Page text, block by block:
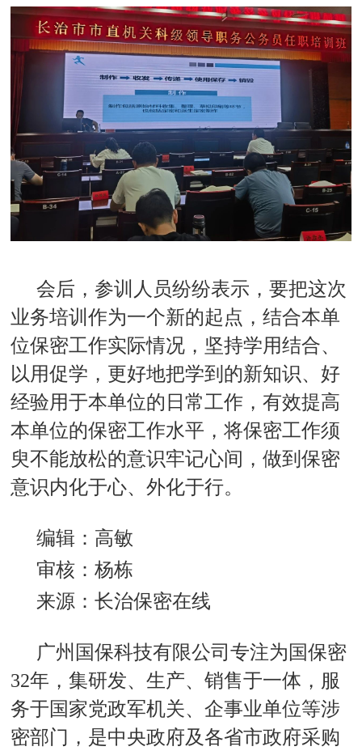
会后，参训人员纷纷表示，要把这次
业务培训作为一个新的起点，结合本单
位保密工作实际情况，坚持学用结合、
以用促学，更好地把学到的新知识、好
经验用于本单位的日常工作，有效提高
本单位的保密工作水平，将保密工作须
臾不能放松的意识牢记心间，做到保密
意识内化于心、外化于行。
编辑：高敏
审核：杨栋
来源：长治保密在线
广州国保科技有限公司专注为国保密
32年，集研发、生产、销售于一体，服
务于国家党政军机关、企事业单位等涉
密部门，是中央政府及各省市政府采购